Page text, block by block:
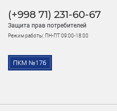
(+998 71) 231-60-67
Защита прав потребителей
Режим работы: ПН-ПТ 09:00-18:00